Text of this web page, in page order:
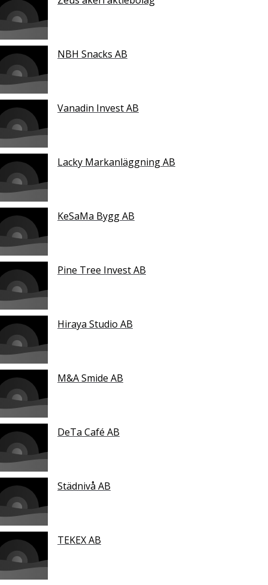
NBH Snacks AB
Vanadin Invest AB
Lacky Markanläggning AB
KeSaMa Bygg AB
Pine Tree Invest AB
Hiraya Studio AB
M&A Smide AB
DeTa Café AB
Städnivå AB
TEKEX AB